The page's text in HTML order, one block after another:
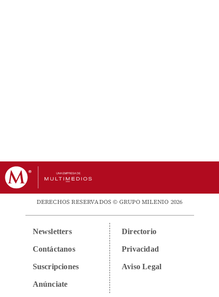
DERECHOS RESERVADOS © GRUPO MILENIO 2026
Newsletters
Contáctanos
Suscripciones
Anúnciate
Directorio
Privacidad
Aviso Legal